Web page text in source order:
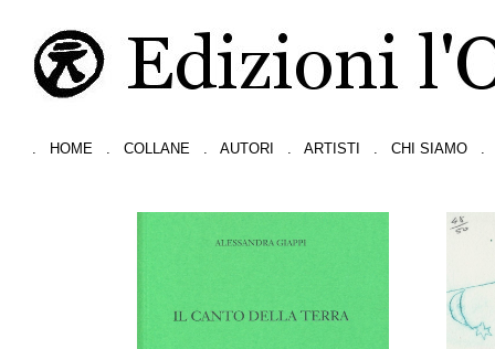
HOME COLLANE AUTORI ARTISTI CHI SIAMO